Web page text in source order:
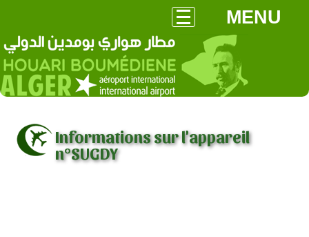
MENU
Informations sur l'appareil
n°SUGDY